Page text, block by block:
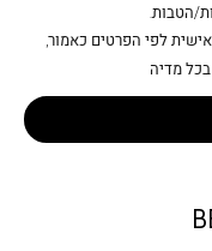
הטבות.
לפי הפרטים כאמור,
בכל מדיה